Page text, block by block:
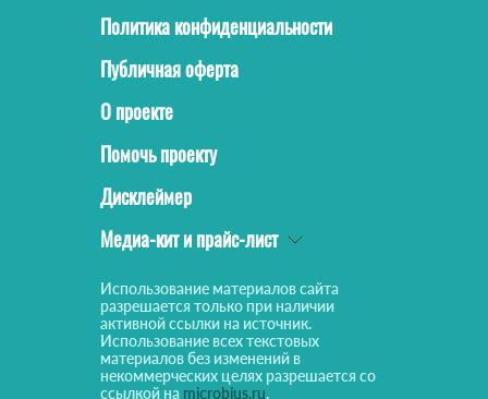
Политика конфиденциальности
Публичная оферта
О проекте
Помочь проекту
Дисклеймер
Медиа-кит и прайс-лист
Использование материалов сайта
разрешается только при наличии
активной ссылки на источник.
Использование всех текстовых
материалов без изменений в
некоммерческих целях разрешается со
ссылкой на microbius.ru.